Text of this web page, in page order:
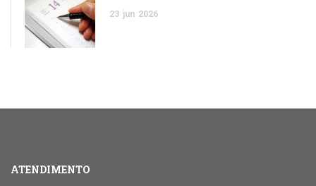
23 jun 2026
ATENDIMENTO